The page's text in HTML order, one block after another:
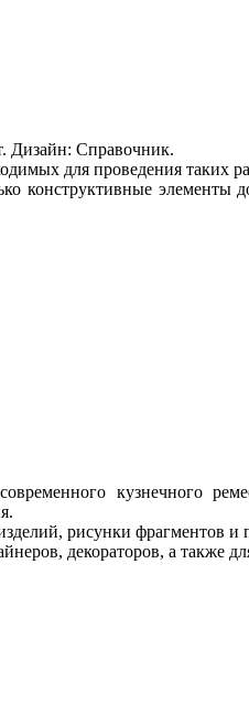
Дизайн: Справочник.
для проведения таких
конструктивные
кузнечного
рисунки фрагментов и
декораторов, а также